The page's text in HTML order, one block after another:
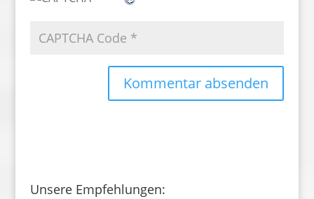
Unsere Empfehlungen: